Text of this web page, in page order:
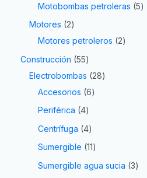
Motobombas petroleras 5
Motores
2
Motores petroleros
2
Construcción 55
Electrobombas
28
Accesorios 6
Periférica 4
Centrífuga 4
Sumergible 11
Sumergible agua sucia 3